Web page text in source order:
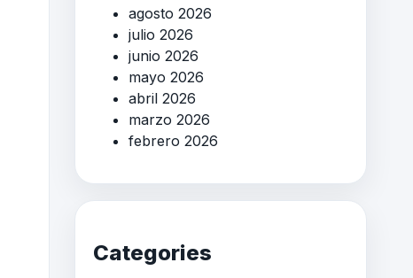
agosto 2026
julio 2026
junio 2026
mayo 2026
abril 2026
marzo 2026
febrero 2026
Categories